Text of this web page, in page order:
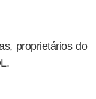
proprietários do